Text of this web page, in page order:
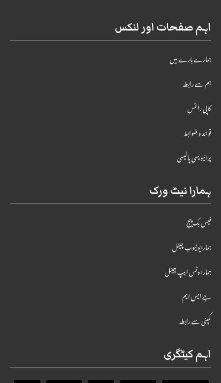
اہم صفحات اور لنکس
ہمارے بارے میں
ہم سے رابطہ
کاپی رائٹس
قوائد و ضوابط
پرائیویسی پالیسی
ہمارا نیٹ ورک
فیس بک پیج
ہمارایوٹیوب چینل
ہمارا وٹس ایپ چینل
جے ایس ایم
کمپنی سے رابطہ
اہم کیٹگری